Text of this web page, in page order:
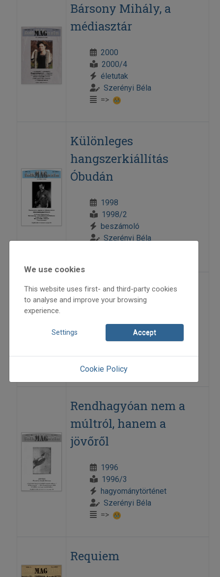
Bársony Mihály, a
médiasztár
2000
2000/4
életutak
Szerényi Béla
=>
Különleges
hangszerkiállítás
Óbudán
1998
1998/2
beszámoló
Szerényi Béla
Padkaporos történetek
hagyománytörténet
=>
Rendhagyóan nem a
múltról, hanem a
jövőről
1996
1996/3
hagyománytörténet
Szerényi Béla
=>
Requiem
We use cookies
This website uses first- and third-party cookies
to analyse and improve your browsing
experience.
Settings Accept
Cookie Policy